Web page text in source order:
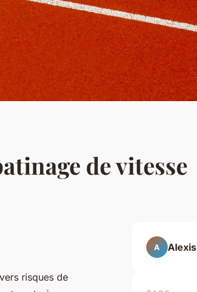
de vitesse
risques de
A Alexis